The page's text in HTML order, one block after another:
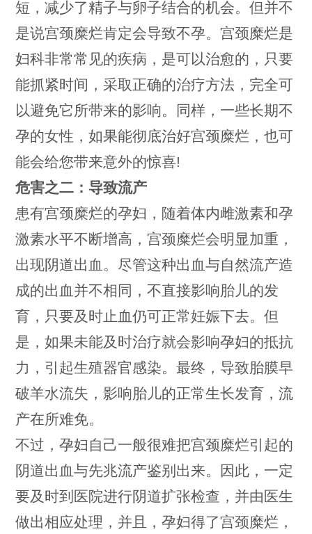
短，减少了精子与卵子结合的机会。但并不
是说宫颈糜烂肯定会导致不孕。宫颈糜烂是
妇科非常常见的疾病，是可以治愈的，只要
能抓紧时间，采取正确的治疗方法，完全可
以避免它所带来的影响。同样，一些长期不
孕的女性，如果能彻底治好宫颈糜烂，也可
能会给您带来意外的惊喜!
危害之二：导致流产
患有宫颈糜烂的孕妇，随着体内雌激素和孕
激素水平不断增高，宫颈糜烂会明显加重，
出现阴道出血。尽管这种出血与自然流产造
成的出血并不相同，不直接影响胎儿的发
育，只要及时止血仍可正常妊娠下去。但
是，如果未能及时治疗就会影响孕妇的抵抗
力，引起生殖器官感染。最终，导致胎膜早
破羊水流失，影响胎儿的正常生长发育，流
产在所难免。
不过，孕妇自己一般很难把宫颈糜烂引起的
阴道出血与先兆流产鉴别出来。因此，一定
要及时到医院进行阴道扩张检查，并由医生
做出相应处理，并且，孕妇得了宫颈糜烂，